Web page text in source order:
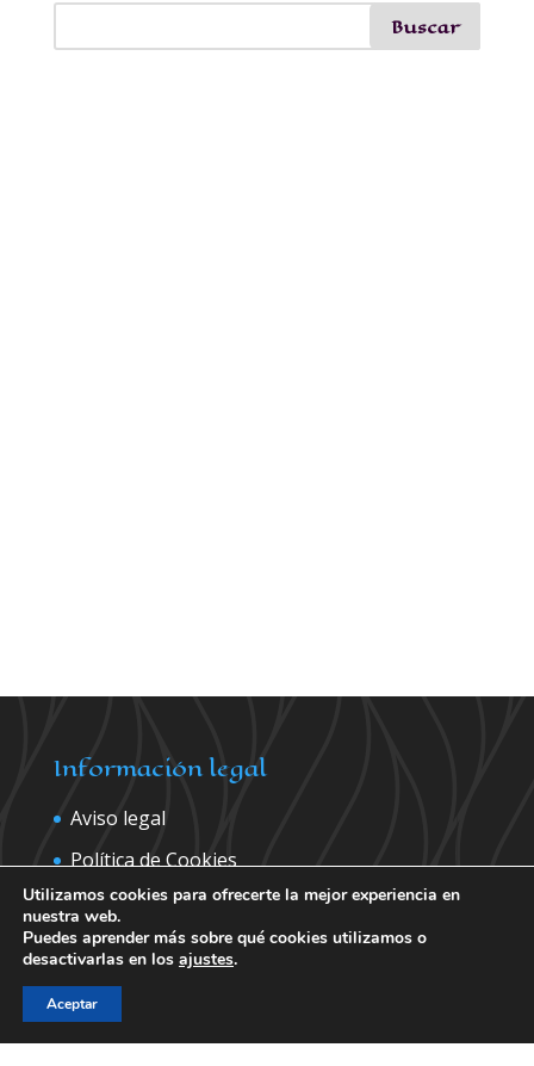
Información legal
Aviso legal
Política de Cookies
Política de privacidad
Contáctanos para más información
Utilizamos cookies para ofrecerte la mejor experiencia en
nuestra web.
Puedes aprender más sobre qué cookies utilizamos o
desactivarlas en los ajustes.
Aceptar